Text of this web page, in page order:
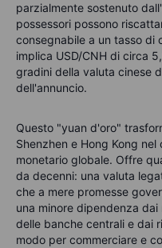
parzialmente sostenuto
possessori possono
consegnabile a un tasso di
implica USD/CNH di circa
gradini della valuta cinese
dell'annuncio.
Questo "yuan d'oro"
Shenzhen e Hong Kong
monetario globale. Offre
da decenni: una valuta
che a mere promesse
una minore dipendenza
delle banche centrali e dai
modo per commerciare e